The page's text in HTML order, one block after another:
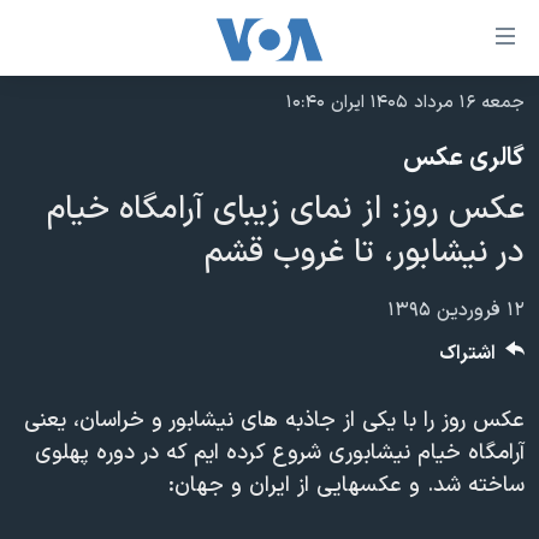
لینکهای
قابل
دسترسی
جهش
محتوای
اصلی
جهش
به
صفحه
جهش
به
جستجو
نسخه سبک وب‌سایت
موضوع ها
ایران
آمریکا
جهان
گزیده‌ها
ویژه برنامه‌ها
برنامه های تلویزیونی
جدول برنامه ها
صفحه‌های ویژه
عملیات خشم حماسی
۲۵۰سالگی آمریکا
پخش رادیویی
یادگیری زبان انگلیسی
جمعه ۱۶ مرداد ۱۴۰۵ ایران ۱۰:۴۰
گالری عکس
عکس روز: از نمای زیبای آرامگاه خیام
در نیشابور، تا غروب قشم
۱۲ فروردین ۱۳۹۵
عکس روز را با یکی از جاذبه های نیشابور و خراسان، یعنی
آرامگاه خیام نیشابوری شروع کرده ایم که در دوره پهلوی
ساخته شد. و عکسهایی از ایران و جهان:
اشتراک